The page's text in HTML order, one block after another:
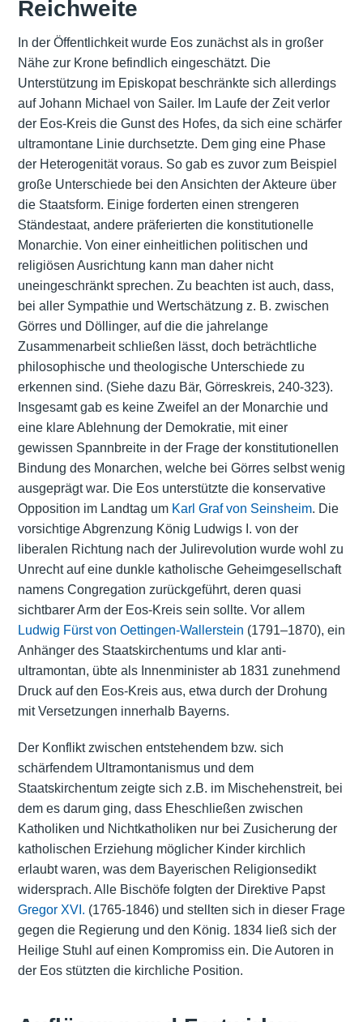
Reichweite
In der Öffentlichkeit wurde Eos zunächst als in großer
Nähe zur Krone befindlich eingeschätzt. Die
Unterstützung im Episkopat beschränkte sich allerdings
auf Johann Michael von Sailer. Im Laufe der Zeit verlor
der Eos-Kreis die Gunst des Hofes, da sich eine schärfer
ultramontane Linie durchsetzte. Dem ging eine Phase
der Heterogenität voraus. So gab es zuvor zum Beispiel
große Unterschiede bei den Ansichten der Akteure über
die Staatsform. Einige forderten einen strengeren
Ständestaat, andere präferierten die konstitutionelle
Monarchie. Von einer einheitlichen politischen und
religiösen Ausrichtung kann man daher nicht
uneingeschränkt sprechen. Zu beachten ist auch, dass,
bei aller Sympathie und Wertschätzung z. B. zwischen
Görres und Döllinger, auf die die jahrelange
Zusammenarbeit schließen lässt, doch beträchtliche
philosophische und theologische Unterschiede zu
erkennen sind. (Siehe dazu Bär, Görreskreis, 240-323).
Insgesamt gab es keine Zweifel an der Monarchie und
eine klare Ablehnung der Demokratie, mit einer
gewissen Spannbreite in der Frage der konstitutionellen
Bindung des Monarchen, welche bei Görres selbst wenig
ausgeprägt war. Die Eos unterstützte die konservative
Opposition im Landtag um Karl Graf von Seinsheim. Die
vorsichtige Abgrenzung König Ludwigs I. von der
liberalen Richtung nach der Julirevolution wurde wohl zu
Unrecht auf eine dunkle katholische Geheimgesellschaft
namens Congregation zurückgeführt, deren quasi
sichtbarer Arm der Eos-Kreis sein sollte. Vor allem
Ludwig Fürst von Oettingen-Wallerstein (1791–1870), ein
Anhänger des Staatskirchentums und klar anti-
ultramontan, übte als Innenminister ab 1831 zunehmend
Druck auf den Eos-Kreis aus, etwa durch der Drohung
mit Versetzungen innerhalb Bayerns.
Der Konflikt zwischen entstehendem bzw. sich
schärfendem Ultramontanismus und dem
Staatskirchentum zeigte sich z.B. im Mischehenstreit, bei
dem es darum ging, dass Eheschließen zwischen
Katholiken und Nichtkatholiken nur bei Zusicherung der
katholischen Erziehung möglicher Kinder kirchlich
erlaubt waren, was dem Bayerischen Religionsedikt
widersprach. Alle Bischöfe folgten der Direktive Papst
Gregor XVI. (1765-1846) und stellten sich in dieser Frage
gegen die Regierung und den König. 1834 ließ sich der
Heilige Stuhl auf einen Kompromiss ein. Die Autoren in
der Eos stützten die kirchliche Position.